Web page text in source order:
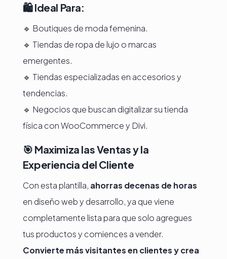
🛍️Ideal Para:
🔹 Boutiques de moda femenina.
🔹 Tiendas de ropa de lujo o marcas
emergentes.
🔹 Tiendas especializadas en accesorios y
tendencias.
🔹 Negocios que buscan digitalizar su tienda
física con WooCommerce y Divi.
🎯 Maximiza las Ventas y la
Experiencia del Cliente
Con esta plantilla, ahorras decenas de horas
en diseño web y desarrollo, ya que viene
completamente lista para que solo agregues
tus productos y comiences a vender.
Convierte más visitantes en clientes y crea